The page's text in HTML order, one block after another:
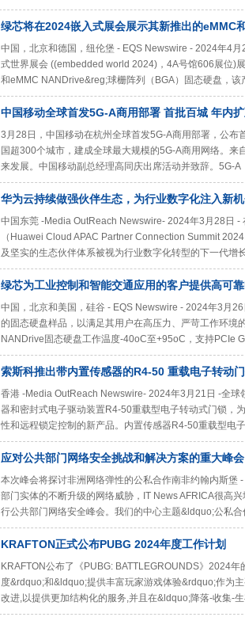
绿芯将在2024嵌入式展会展示其新推出的eMMC
中国，北京和德国，纽伦堡 - EQS Newswire - 2024年4
式世界展会 ((embedded world 2024)，4A号馆606展位)
和eMMC NANDrive&reg;球栅阵列（BGA）固态硬盘，
中国移动全球首发5G-A商用部署 首批百城 年内
3月28日，中国移动在杭州全球首发5G-A商用部署，公
国超300个城市，建成全球最大规模的5G-A商用网络。
来发展。中国移动副总经理高同庆出席活动并致辞。5G-
华为云持续做强伙伴生态，为行业数字化注入新
中国东莞 -Media OutReach Newswire- 2024年3月28日
（Huawei Cloud APAC Partner Connection Summit
及坚实的生态伙伴体系被视为行业数字化转型的下一代增
绿芯为工业控制和智能交通应用的客户提供高可
中国，北京和美国，硅谷 - EQS Newswire - 2024年3月
的固态硬盘样品，以满足其用户在高压力、严苛工作环
NANDrive固态硬盘工作温度-40oC至+95oC，支持PCIe
索斯科推出带内置传感器的R4-50 重载电子转动
香港 -Media OutReach Newswire- 2024年3月21日 -全
器和密封式电子驱动装置R4-50重载型电子转动式门锁，
性和远程锁定控制的新产品。内置传感器R4-50重载型电
应对公共部门网络安全挑战和解决方案的重大峰会
本次峰会将探讨非洲网络弹性的公私合作南非约翰内斯
部门实体的不断升级的网络威胁，IT News AFRICA很高
行公共部门网络安全峰会。我们的中心主题&ldquo;公私
KRAFTON正式公布PUBG 2024年度工作计划
KRAFTON公布了《PUBG: BATTLEGROUNDS》2024
度&rdquo;和&ldquo;提供丰富玩家游戏体验&rdquo;作为
改进,以提供更加结构化的服务,并且在&ldquo;降落-收集-